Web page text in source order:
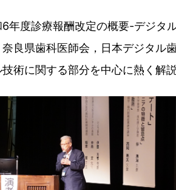
6年度診療報酬改定の概要-デジ
奈良県歯科医師会，日本デジタル
技術に関する部分を中心に熱く解